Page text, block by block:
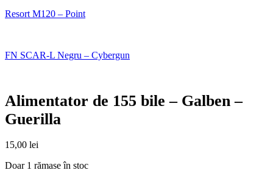
Resort M120 – Point
FN SCAR-L Negru – Cybergun
Alimentator de 155 bile – Galben –
Guerilla
15,00 lei
Doar 1 rămase în stoc